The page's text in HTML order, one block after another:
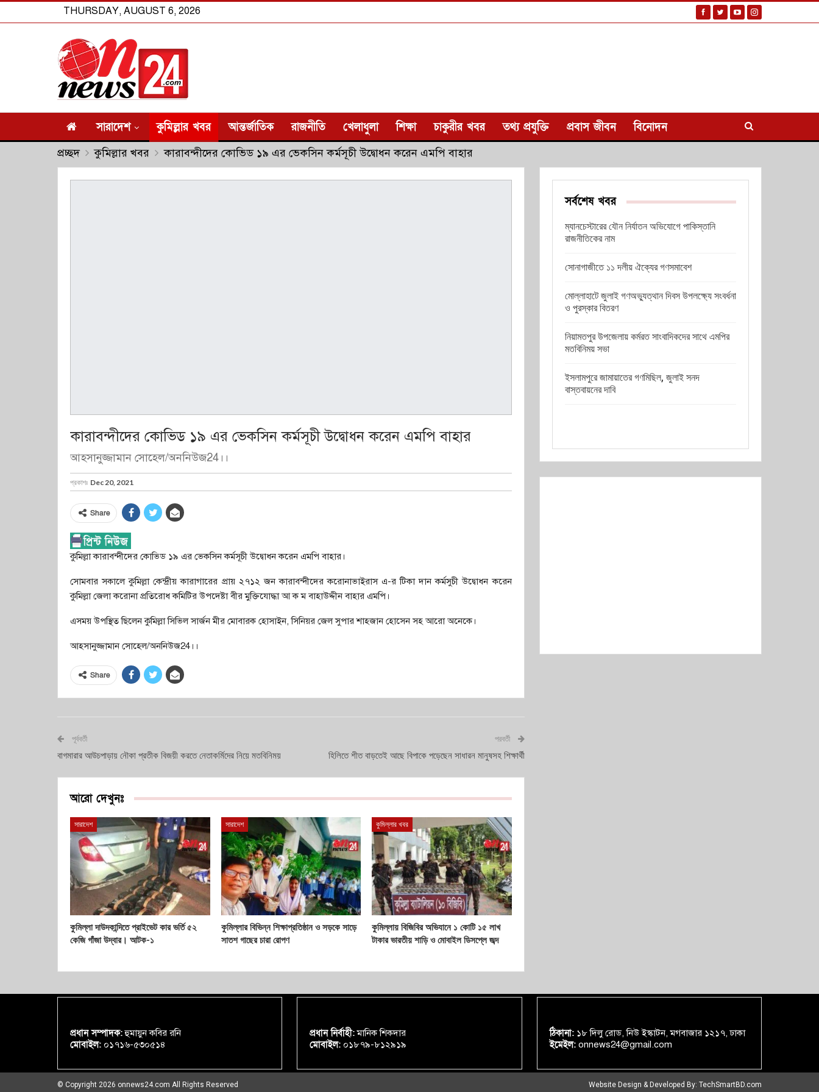
THURSDAY, AUGUST 6, 2026
সারাদেশ কুমিল্লার খবর আন্তর্জাতিক রাজনীতি খেলাধুলা শিক্ষা চাকুরীর খবর তথ্য প্রযুক্তি প্রবাস জীবন বিনোদন
প্রচ্ছদ কুমিল্লার খবর কারাবন্দীদের কোভিড ১৯ এর ভেকসিন কর্মসূচী উদ্বোধন করেন এমপি বাহার
কারাবন্দীদের কোভিড ১৯ এর ভেকসিন কর্মসূচী উদ্বোধন করেন এমপি বাহার
আহসানুজ্জামান সোহেল/অননিউজ24।।
প্রকাশঃ Dec 20, 2021
Share
কুমিল্লা কারাবন্দীদের কোভিড ১৯ এর ভেকসিন কর্মসূচী উদ্বোধন করেন এমপি বাহার।
সোমবার সকালে কুমিল্লা কেন্দ্রীয় কারাগারের প্রায় ২৭১২ জন কারাবন্দীদের করোনাভাইরাস এ-র টিকা দান কর্মসুচী উদ্বোধন করেন
কুমিল্লা জেলা করোনা প্রতিরোধ কমিটির উপদেষ্টা বীর মুক্তিযোদ্ধা আ ক ম বাহাউদ্দীন বাহার এমপি।
এসময় উপস্থিত ছিলেন কুমিল্লা সিভিল সার্জন মীর মোবারক হোসাইন, সিনিয়র জেল সুপার শাহজান হোসেন সহ আরো অনেকে।
আহসানুজ্জামান সোহেল/অননিউজ24।।
Share
পূর্ববর্তী
বাগমারার আউচপাড়ায় নৌকা প্রতীক বিজয়ী করতে নেতাকর্মিদের নিয়ে মতবিনিময়
পরবর্তী
হিলিতে শীত বাড়তেই আছে বিপাকে পড়েছেন সাধারন মানুষসহ শিক্ষার্থী
আরো দেখুনঃ
সারাদেশ
কুমিল্লা দাউদকান্দিতে প্রাইভেট কার ভর্তি ৫২
কেজি গাঁজা উদ্বার। আটক-১
সারাদেশ
কুমিল্লার বিভিন্ন শিক্ষাপ্রতিষ্ঠান ও সড়কে সাড়ে
সাতশ গাছের চারা রোপণ
কুমিল্লার খবর
কুমিল্লায় বিজিবির অভিযানে ১ কোটি ১৫ লাখ
টাকার ভারতীয় শাড়ি ও মোবাইল ডিসপ্লে জব্দ
সর্বশেষ খবর
ম্যানচেস্টারের যৌন নির্যাতন অভিযোগে পাকিস্তানি
রাজনীতিকের নাম
সোনাগাজীতে ১১ দলীয় ঐক্যের গণসমাবেশ
মোল্লাহাটে জুলাই গণঅভ্যুত্থান দিবস উপলক্ষ্যে সংবর্ধনা
ও পুরস্কার বিতরণ
নিয়ামতপুর উপজেলায় কর্মরত সাংবাদিকদের সাথে এমপির
মতবিনিময় সভা
ইসলামপুরে জামায়াতের গণমিছিল, জুলাই সনদ
বাস্তবায়নের দাবি
প্রধান সম্পাদক:হুমায়ুন কবির রনি
মোবাইল: ০১৭১৬-৫৩০৫১৪
প্রধান নির্বাহী:মানিক শিকদার
মোবাইল: ০১৮৭৯-৮১২৯১৯
ঠিকানা:১৮ দিলু রোড, নিউ ইস্কাটন, মগবাজার ১২১৭, ঢাকা
ইমেইল:onnews24@gmail.com
© Copyright 2026 onnews24.com All Rights Reserved Website Design & Developed By: TechSmartBD.com